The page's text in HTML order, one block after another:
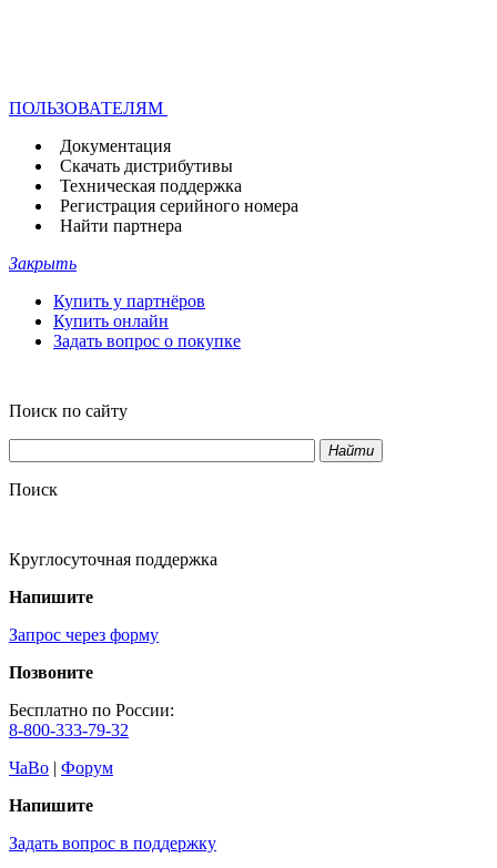
ПОЛЬЗОВАТЕЛЯМ
Документация
Скачать дистрибутивы
Техническая поддержка
Регистрация серийного номера
Найти партнера
Закрыть
Купить у партнёров
Купить онлайн
Задать вопрос о покупке
Поиск по сайту
Найти
Поиск
Круглосуточная поддержка
Напишите
Запрос через форму
Позвоните
Бесплатно по России:
8-800-333-79-32
ЧаВо | Форум
Напишите
Задать вопрос в поддержку